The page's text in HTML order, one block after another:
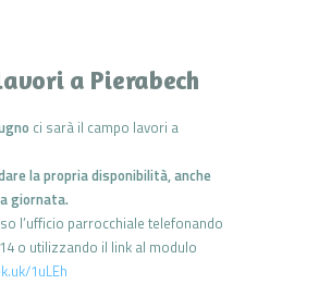
a Pierabech
ci sarà il campo lavori a
la propria disponibilità, anche
giornata.
l’ufficio parrocchiale telefonando
o utilizzando il link al modulo
1uLEh